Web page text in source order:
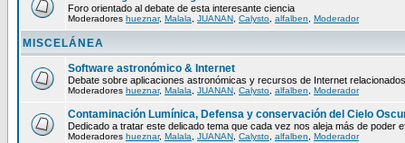
Foro orientado al debate de esta interesante ciencia
Moderadores hueznar, Malala JUANAN Calysto alfalben Moderador
MISCELÁNEA
Software astronómico & Internet
Debate sobre aplicaciones astronómicas y recursos de Internet
Moderadores hueznar, Malala JUANAN Calysto alfalben Moderador
Contaminación Lumínica, Defensa y conservación del Cielo
Dedicado a tratar este delicado tema que cada vez nos aleja más de poder
Moderadores hueznar, Malala JUANAN Calysto alfalben Moderador